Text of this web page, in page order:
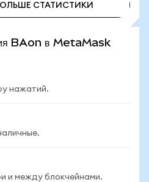
СТАТИСТИКИ
BAon в MetaMask
нажатий.
и между блокчейнами.